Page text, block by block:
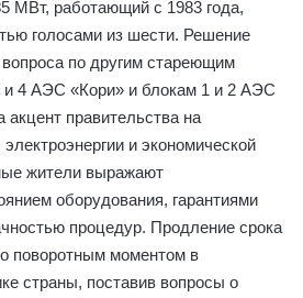
МВт, работающий с 1983 года,
голосами из шести. Решение
по другим стареющим
4 АЭС «Кори» и блокам 1 и 2 АЭС
правительства на
и экономической
жители выражают
оборудования, гарантиями
процедур. Продление срока
поворотным моментом в
страны, поставив вопросы о